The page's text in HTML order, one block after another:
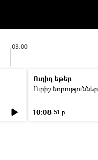
03:00
Ուղիղ եթեր
Ուրիշ նորություններ
10:08 51 ր